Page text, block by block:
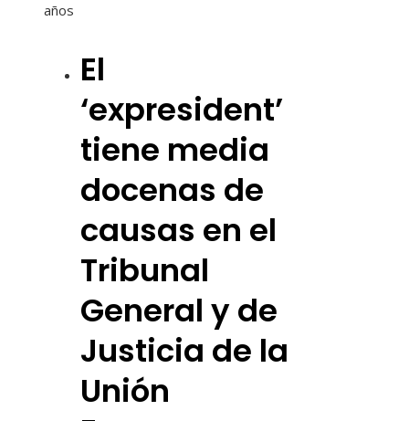
años
El
‘expresident’
tiene media
docenas de
causas en el
Tribunal
General y de
Justicia de la
Unión